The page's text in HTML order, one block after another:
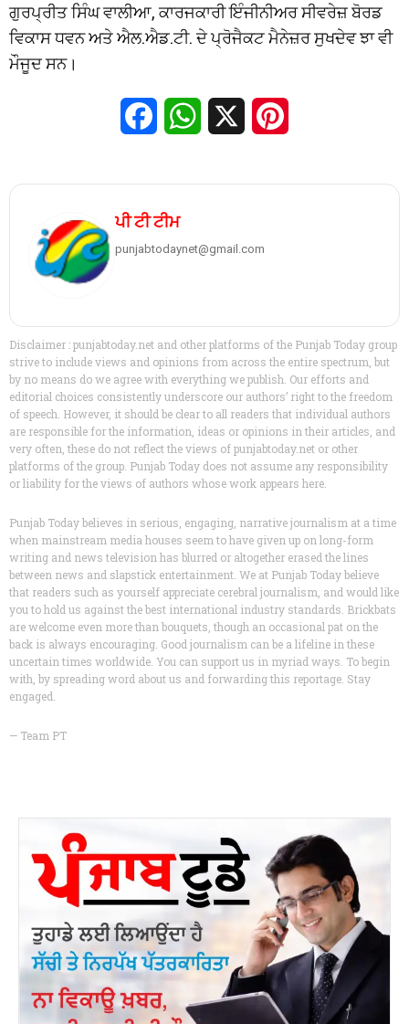
ਗੁਰਪ੍ਰੀਤ ਸਿੰਘ ਵਾਲੀਆ, ਕਾਰਜਕਾਰੀ ਇੰਜੀਨੀਅਰ ਸੀਵਰੇਜ਼ ਬੋਰਡ
ਵਿਕਾਸ ਧਵਨ ਅਤੇ ਐਲ.ਐਡ.ਟੀ. ਦੇ ਪ੍ਰੋਜੈਕਟ ਮੈਨੇਜ਼ਰ ਸੁਖਦੇਵ ਝਾ ਵੀ
ਮੌਜੂਦ ਸਨ।
FacebookWhatsApp
ਪੀ ਟੀ ਟੀਮ
punjabtodaynet@gmail.com
Disclaimer : punjabtoday.net and other platforms of the Punjab Today group
strive to include views and opinions from across the entire spectrum, but
by no means do we agree with everything we publish. Our efforts and
editorial choices consistently underscore our authors’ right to the freedom
of speech. However, it should be clear to all readers that individual authors
are responsible for the information, ideas or opinions in their articles, and
very often, these do not reflect the views of punjabtoday.net or other
platforms of the group. Punjab Today does not assume any responsibility
or liability for the views of authors whose work appears here.
Punjab Today believes in serious, engaging, narrative journalism at a time
when mainstream media houses seem to have given up on long-form
writing and news television has blurred or altogether erased the lines
between news and slapstick entertainment. We at Punjab Today believe
that readers such as yourself appreciate cerebral journalism, and would like
you to hold us against the best international industry standards. Brickbats
are welcome even more than bouquets, though an occasional pat on the
back is always encouraging. Good journalism can be a lifeline in these
uncertain times worldwide. You can support us in myriad ways. To begin
with, by spreading word about us and forwarding this reportage. Stay
engaged.
— Team PT